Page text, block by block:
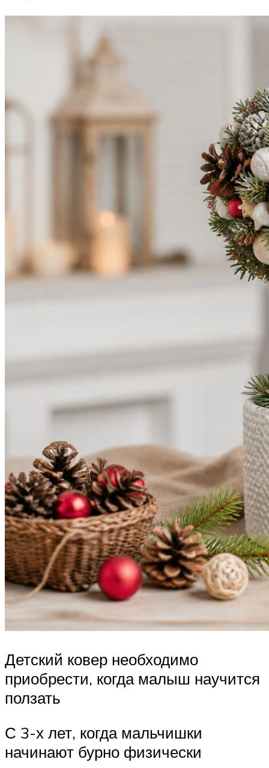
Детский ковер необходимо
приобрести, когда малыш научится
ползать
С 3-х лет, когда мальчишки
начинают бурно физически